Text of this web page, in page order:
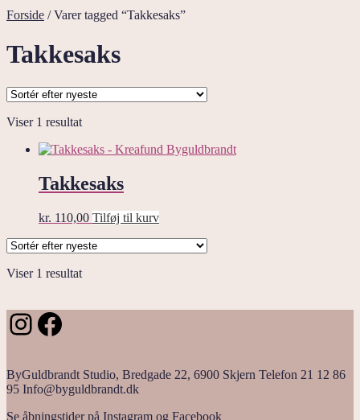
Forside /Varer tagged “Takkesaks”
Takkesaks
Viser 1 resultat
Takkesaks
kr. 110,00 Tilføj til kurv
Viser 1 resultat
Instagram
Facebook
ByGuldbrandt Studio, Bredgade 22, 6900 Skjern Telefon 21 12 86
95 Info@byguldbrandt.dk
Se åbningstider på Instagram og Facebook